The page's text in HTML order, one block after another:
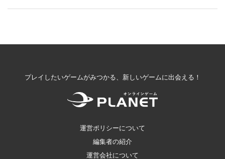
プレイしたいゲームがみつかる、新しいゲームに出会える！
運営ポリシーについて
編集者の紹介
運営会社について